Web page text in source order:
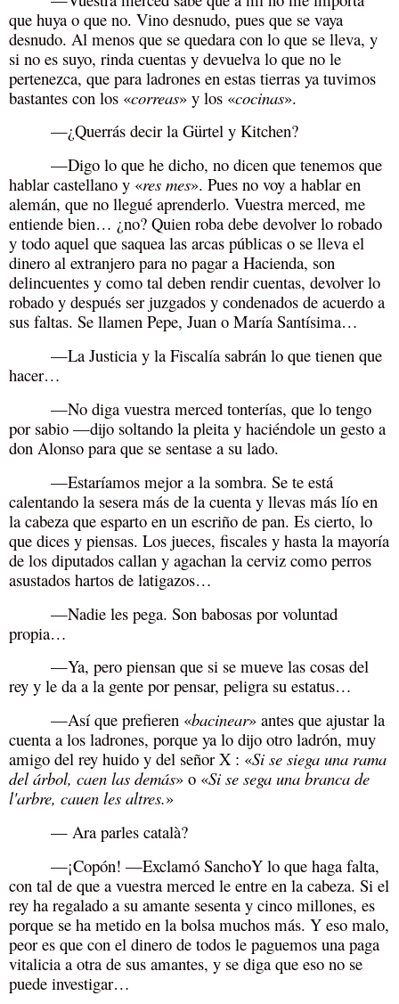
que huya o que no. Vino desnudo, pues que se vaya
desnudo. Al menos que se quedara con lo que se lleva, y
si no es suyo, rinda cuentas y devuelva lo que no le
pertenezca, que para ladrones en estas tierras ya tuvimos
bastantes con los «correas» y los «cocinas».
—¿Querrás decir la Gürtel y Kitchen?
—Digo lo que he dicho, no dicen que tenemos que
hablar castellano y «res mes». Pues no voy a hablar en
alemán, que no llegué aprenderlo. Vuestra merced, me
entiende bien… ¿no? Quien roba debe devolver lo robado
y todo aquel que saquea las arcas públicas o se lleva el
dinero al extranjero para no pagar a Hacienda, son
delincuentes y como tal deben rendir cuentas, devolver lo
robado y después ser juzgados y condenados de acuerdo a
sus faltas. Se llamen Pepe, Juan o María Santísima…
—La Justicia y la Fiscalía sabrán lo que tienen que
hacer…
—No diga vuestra merced tonterías, que lo tengo
por sabio —dijo soltando la pleita y haciéndole un gesto a
don Alonso para que se sentase a su lado.
—Estaríamos mejor a la sombra. Se te está
calentando la sesera más de la cuenta y llevas más lío en
la cabeza que esparto en un escriño de pan. Es cierto, lo
que dices y piensas. Los jueces, fiscales y hasta la mayoría
de los diputados callan y agachan la cerviz como perros
asustados hartos de latigazos…
—Nadie les pega. Son babosas por voluntad
propia…
—Ya, pero piensan que si se mueve las cosas del
rey y le da a la gente por pensar, peligra su estatus…
—Así que prefieren «bacinear» antes que ajustar la
cuenta a los ladrones, porque ya lo dijo otro ladrón, muy
amigo del rey huido y del señor X : «Si se siega una rama
del árbol, caen las demás» o «Si se sega una branca de
l'arbre, cauen les altres.»
— Ara parles català?
—¡Copón! —Exclamó SanchoY lo que haga falta,
con tal de que a vuestra merced le entre en la cabeza. Si el
rey ha regalado a su amante sesenta y cinco millones, es
porque se ha metido en la bolsa muchos más. Y eso malo,
peor es que con el dinero de todos le paguemos una paga
vitalicia a otra de sus amantes, y se diga que eso no se
puede investigar…